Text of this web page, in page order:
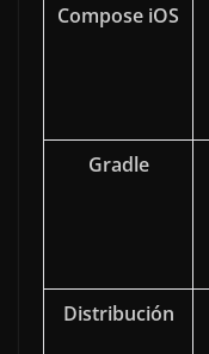
Compose iOS
Gradle
Distribución